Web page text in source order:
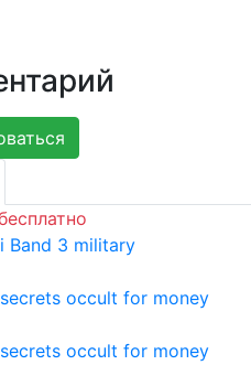
Band 3 military
occult for money
occult for money